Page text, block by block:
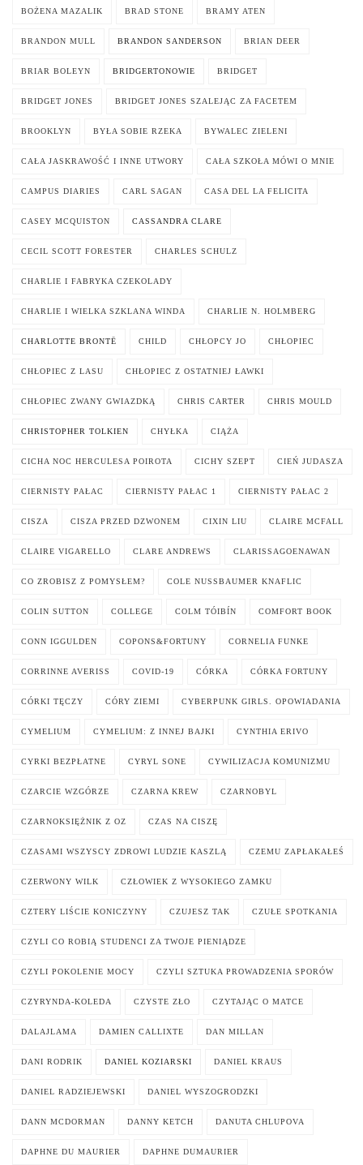
BOŻENA MAZALIK BRAD STONE BRAMY ATEN
BRANDON MULL BRANDON SANDERSON BRIAN DEER
BRIAR BOLEYN BRIDGERTONOWIE BRIDGET
BRIDGET JONES BRIDGET JONES SZALEJĄC ZA FACETEM
BROOKLYN BYŁA SOBIE RZEKA BYWALEC ZIELENI
CAŁA JASKRAWOŚĆ I INNE UTWORY CAŁA SZKOŁA MÓWI O MNIE
CAMPUS DIARIES CARL SAGAN CASA DEL LA FELICITA
CASEY MCQUISTON CASSANDRA CLARE
CECIL SCOTT FORESTER CHARLES SCHULZ
CHARLIE I FABRYKA CZEKOLADY
CHARLIE I WIELKA SZKLANA WINDA CHARLIE N. HOLMBERG
CHARLOTTE BRONTË CHILD CHŁOPCY JO CHŁOPIEC
CHŁOPIEC Z LASU CHŁOPIEC Z OSTATNIEJ ŁAWKI
CHŁOPIEC ZWANY GWIAZDKĄ CHRIS CARTER CHRIS MOULD
CHRISTOPHER TOLKIEN CHYŁKA CIĄŻA
CICHA NOC HERCULESA POIROTA CICHY SZEPT CIEŃ JUDASZA
CIERNISTY PAŁAC CIERNISTY PAŁAC 1 CIERNISTY PAŁAC 2
CISZA CISZA PRZED DZWONEM CIXIN LIU CLAIRE MCFALL
CLAIRE VIGARELLO CLARE ANDREWS CLARISSAGOENAWAN
CO ZROBISZ Z POMYSŁEM? COLE NUSSBAUMER KNAFLIC
COLIN SUTTON COLLEGE COLM TÓIBÍN COMFORT BOOK
CONN IGGULDEN COPONS&FORTUNY CORNELIA FUNKE
CORRINNE AVERISS COVID-19 CÓRKA CÓRKA FORTUNY
CÓRKI TĘCZY CÓRY ZIEMI CYBERPUNK GIRLS. OPOWIADANIA
CYMELIUM CYMELIUM: Z INNEJ BAJKI CYNTHIA ERIVO
CYRKI BEZPŁATNE CYRYL SONE CYWILIZACJA KOMUNIZMU
CZARCIE WZGÓRZE CZARNA KREW CZARNOBYL
CZARNOKSIĘŻNIK Z OZ CZAS NA CISZĘ
CZASAMI WSZYSCY ZDROWI LUDZIE KASZLĄ CZEMU ZAPŁAKAŁEŚ
CZERWONY WILK CZŁOWIEK Z WYSOKIEGO ZAMKU
CZTERY LIŚCIE KONICZYNY CZUJESZ TAK CZUŁE SPOTKANIA
CZYLI CO ROBIĄ STUDENCI ZA TWOJE PIENIĄDZE
CZYLI POKOLENIE MOCY CZYLI SZTUKA PROWADZENIA SPORÓW
CZYRYNDA-KOLEDA CZYSTE ZŁO CZYTAJĄC O MATCE
DALAJLAMA DAMIEN CALLIXTE DAN MILLAN
DANI RODRIK DANIEL KOZIARSKI DANIEL KRAUS
DANIEL RADZIEJEWSKI DANIEL WYSZOGRODZKI
DANN MCDORMAN DANNY KETCH DANUTA CHLUPOVA
DAPHNE DU MAURIER DAPHNE DUMAURIER